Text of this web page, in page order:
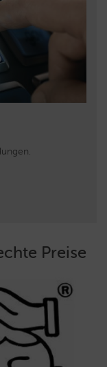
Preise